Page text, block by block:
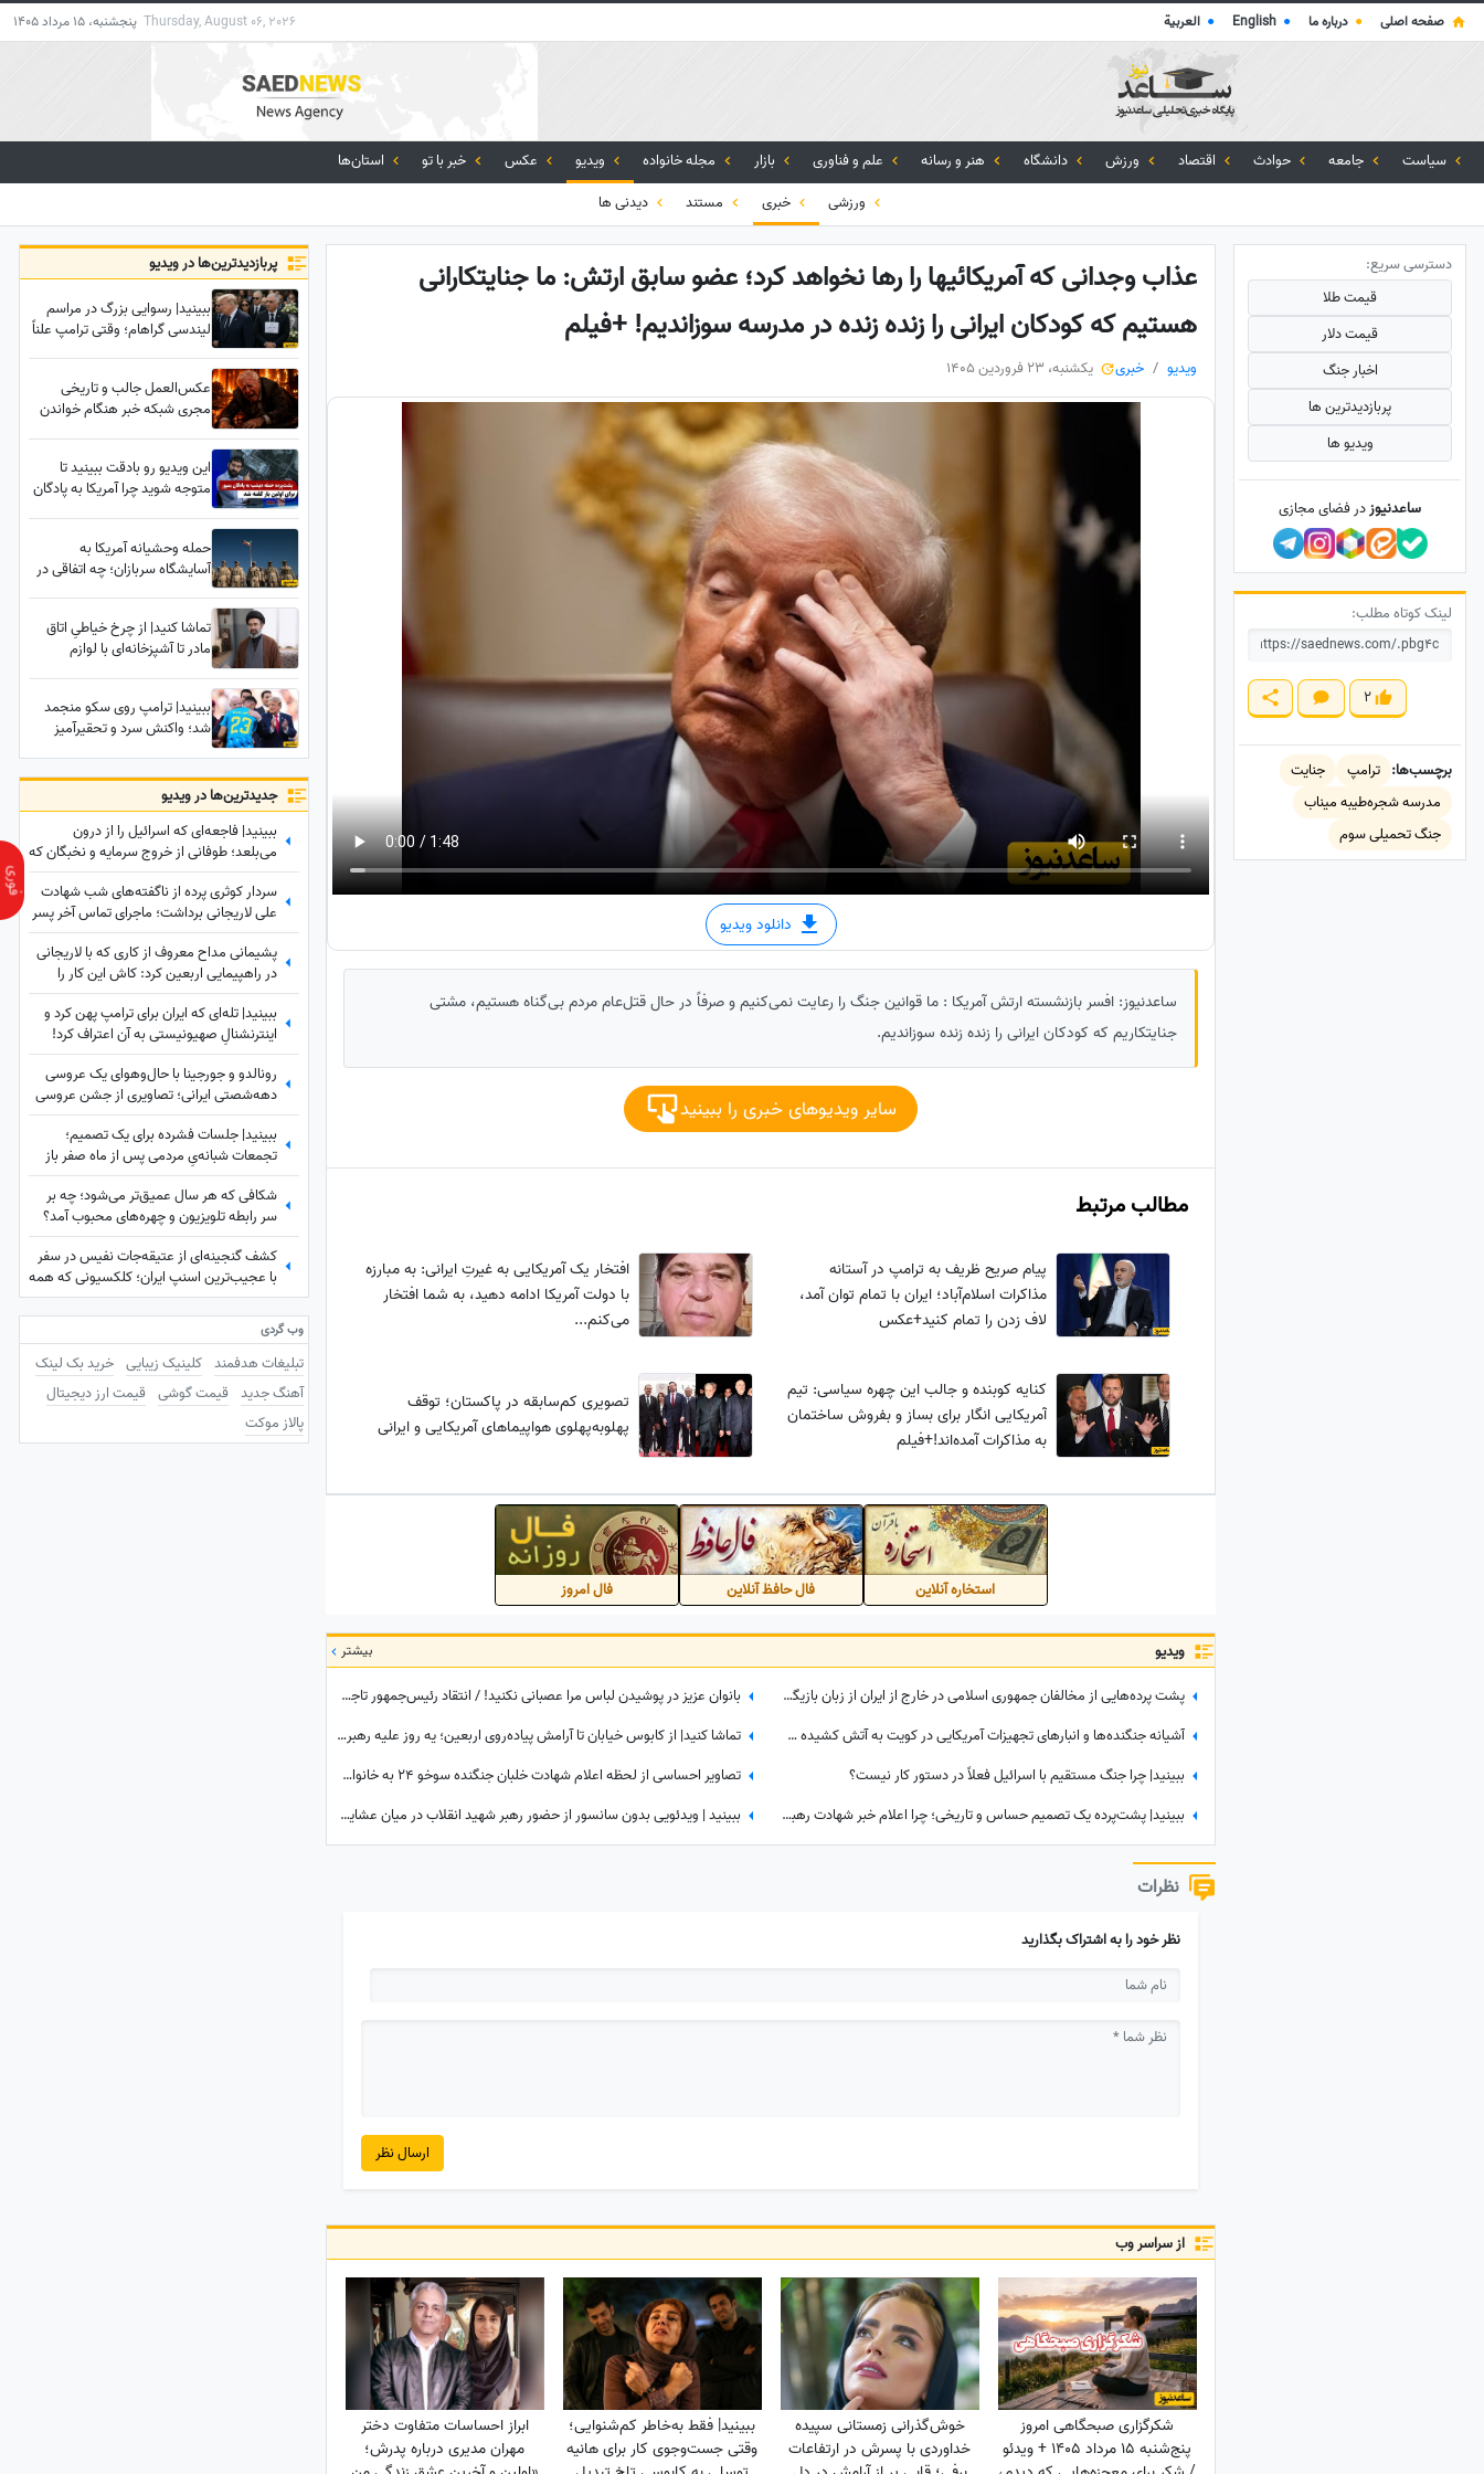
صفحه اصلی ● درباره ما ●
English
● العربية Thursday, August 06, 2026 پنجشنبه، 15 مرداد 1405
سیاست جامعه حوادث اقتصاد ورزش دانشگاه هنر و رسانه علم و فناوری بازار مجله خانواده ویدیو عکس خبر با تو
استان‌ها
ورزشی
خبری مستند دیدنی ها
عذاب وجدانی که آمریکائیها را رها نخواهد کرد؛ عضو سابق ارتش: ما جنایتکارانی
هستیم که کودکان ایرانی را زنده زنده در مدرسه سوزاندیم! +فیلم
ویدیو خبری یکشنبه، 23 فروردین 1405
دانلود ویدیو
ساعدنیوز: افسر بازنشسته ارتش آمریکا : ما قوانین جنگ را رعایت نمی‌کنیم و صرفاً در حال قتل‌عام مردم بی‌گناه هستیم، مشتی
جنایتکاریم که کودکان ایرانی را زنده زنده سوزاندیم.
سایر ویدیوهای خبری را ببینید
مطالب مرتبط
پیام صریح ظریف به ترامپ در آستانه
مذاکرات اسلام‌آباد؛ ایران با تمام توان آمد،
لاف زدن را تمام کنید+عکس
افتخار یک آمریکایی به غیرتِ ایرانی: به مبارزه
با دولت آمریکا ادامه دهید، به شما افتخار
می‌کنم...
کنایه کوبنده و جالب این چهره سیاسی: تیم
آمریکایی انگار برای بساز و بفروش ساختمان
به مذاکرات آمده‌اند!+فیلم
تصویری کم‌سابقه در پاکستان؛ توقف
پهلو‌به‌پهلوی هواپیماهای آمریکایی و ایرانی
استخاره آنلاین فال حافظ آنلاین فال امروز
ویدیو بیشتر
پشت پرده‌هایی از مخالفان جمهوری اسلامی در خارج از ایران از زبان بازیگر مهاجرت کرده / حامیان جمهوری اسلامی جان خود را هم می‌دهند
بانوان عزیز در پوشیدن لباس مرا عصبانی نکنید! / انتقاد رئیس‌جمهور تاجیکستان از لباس زنان در این کشور: ناخن‌های رنگ‌شده و لباس‌های تا زیر زانو یا لخت چه معنایی دارد؟
آشیانه جنگنده‌ها و انبارهای تجهیزات آمریکایی در کویت به آتش کشیده شد؛ بخشی از انتقام حمله به قشم تیک خورد!
تماشا کنید| از کابوس خیابان تا آرامش پیاده‌روی اربعین؛ یه روز علیه رهبر شهید شعار میدادم امروز شدم نایب الزیاره خود آقا...
ببینید| چرا جنگ مستقیم با اسرائیل فعلاً در دستور کار نیست؟
تصاویر احساسی از لحظه اعلام شهادت خلبان جنگنده سوخو 24 به خانواده ایشان؛ لحظاتی تلخ از گریه و اشک...
ببینید| پشت‌پرده یک تصمیم حساس و تاریخی؛ چرا اعلام خبر شهادت رهبر شهید به سحر موکول شد؟
ببینید | ویدئویی بدون سانسور از حضور رهبر شهید انقلاب در میان عشایر؛ تُرکی حرف زدن آقا را دیده بودید؟
نظرات
نظر خود را به اشتراک بگذارید
ارسال نظر
از سراسر وب
شکرگزاری صبحگاهی امروز
پنج‌شنبه 15 مرداد 1405 + ویدئو
خوش‌گذرانی زمستانی سپیده
خداوردی با پسرش در ارتفاعات
ببینید| فقط به‌خاطر کم‌شنوایی؛
وقتی جست‌وجوی کار برای هانیه
ابراز احساسات متفاوت دختر
مهران مدیری درباره پدرش؛
پربازدید‌ترین‌ها در ویدیو
ببینید| رسوایی بزرگ در مراسم
لیندسی گراهام؛ وقتی ترامپ علناً
عکس‌العمل جالب و تاریخی
مجری شبکه خبر هنگام خواندن
برنخوره از مرگ عموش
خوشحالیم!✌
این ویدیو رو بادقت ببینید تا
متوجه شوید چرا آمریکا به پادگان
حمله وحشیانه آمریکا به
آسایشگاه سربازان؛ چه اتفاقی در
تماشا کنید| از چرخ خیاطیِ اتاق
مادر تا آشپزخانه‌ای با لوازم
نزدیک ببینید
ببینید| ترامپ روی سکو منجمد
شد؛ واکنش سرد و تحقیرآمیز
نداشته‌یِ رئیس‌جمهور آمریکا را
جلوی دوربین‌ها به آتش کشید!جدید‌ترین‌ها در ویدیو
ببینید| فاجعه‌ای که اسرائیل را از درون
می‌بلعد؛ طوفانی از خروج سرمایه و نخبگان که
نتانیاهو را به خاک سیاه نشاند!
سردار کوثری پرده از ناگفته‌های شب شهادت
علی لاریجانی برداشت؛ ماجرای تماس آخر پسر
شهید لاریجانی چه بود؟
پشیمانی مداح معروف از کاری که با لاریجانی
در راهپیمایی اربعین کرد: کاش این کار را
نمی‌کردم
ببینید| تله‌ای که ایران برای ترامپ پهن کرد و
اینترنشنالِ صهیونیستی به آن اعتراف کرد!
رونالدو و جورجینا با حال‌وهوای یک عروسی
دهه‌شصتی ایرانی؛ تصاویری از جشن عروسی
ستاره فوتبال با حضور هالند، امباپه و مسی
که همه را غافلگیر کرد!
ببینید| جلسات فشرده برای یک تصمیم؛
تجمعات شبانه‌یِ مردمی پس از ماه صفر باز
هم ادامه دارد؟
شکافی که هر سال عمیق‌تر می‌شود؛ چه بر
سر رابطه تلویزیون و چهره‌های محبوب آمد؟
کشف گنجینه‌ای از عتیقه‌جات نفیس در سفر
با عجیب‌ترین اسنپ ایران؛ کلکسیونی که همه
را شگفت‌زده کرد
وب گردی
تبلیغات هدفمند کلینیک زیبایی خرید بک لینک
آهنگ جدید قیمت گوشی قیمت ارز دیجیتال
پالاز موکت
دسترسی سریع:
قیمت طلا
قیمت دلار
اخبار جنگ
پربازدید‌ترین ها
ویدیو ها
ساعدنیوزدر فضای مجازی
لینک کوتاه مطلب:
2
برچسب‌ها: ترامپ
جنایت
مدرسه شجره‌طیبه میناب
جنگ تحمیلی سوم